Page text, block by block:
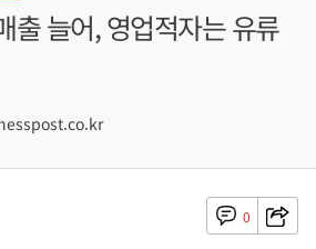
출 늘어, 영업적자는 유류
0